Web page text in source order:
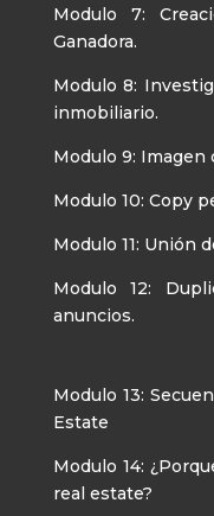
Modulo 7:
Ganadora.
Modulo 8:
inmobiliario.
Modulo 9: Imagen
Modulo 10: Copy
Modulo 11: Unión
Modulo 12:
anuncios.
Modulo 13:
Estate
Modulo 14:
real estate?